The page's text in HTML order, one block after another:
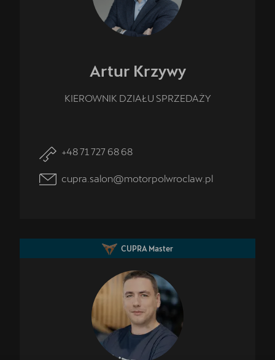
Artur Krzywy
KIEROWNIK DZIAŁU SPRZEDAŻY
+48 71 727 68 68
cupra.salon@motorpolwroclaw.pl
CUPRA Master